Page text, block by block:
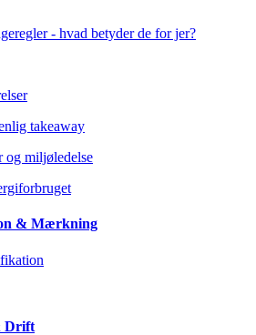
- hvad betyder de for jer?
takeaway
miljøledelse
& Mærkning
Drift